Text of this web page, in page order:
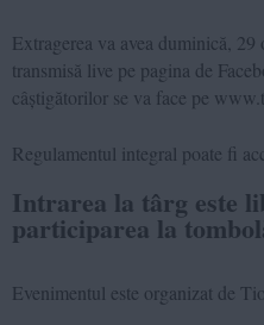
Extragerea va avea duminică,
transmisă live pe pagina de
câștigătorilor se va face pe
Regulamentul integral poate fi
Intrarea la târg este
participarea la
Evenimentul este organizat de